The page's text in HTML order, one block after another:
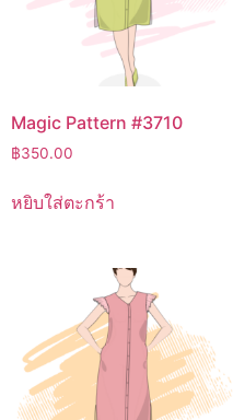
Magic Pattern #3710
฿350.00
หยิบใส่ตะกร้า